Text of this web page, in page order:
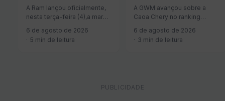
A Ram lançou oficialmente,
nesta terça-feira (4),a marca.
de R$ 449.990, a novidade
reduz em R$…
6 de agosto de 2026
5 min de leitura
A GWM avançou sobre a
Caoa Chery no ranking
uma segunda fabricante
chinesa…
6 de agosto de 2026
3 min de leitura